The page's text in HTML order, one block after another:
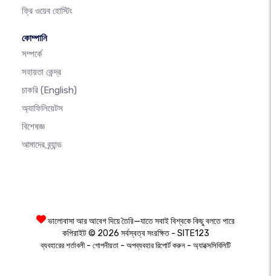
ফ্রি ওয়েব হোস্টিং
কোম্পানি
সম্পর্কে
সহায়তা কেন্দ্র
চাকরি (English)
অ্যাফিলিয়েটস
বিশেষজ্ঞ
আমাদের ব্র্যান্ড
ভালোবাসা আর আবেগ দিয়ে তৈরি—যাতে সবাই বিশ্বকে কিছু বলতে পারে
কপিরাইট © 2026 সর্বস্বত্ব সংরক্ষিত - SITE123
ব্যবহারের শর্তাবলী- গোপনীয়তা - অপব্যবহার রিপোর্ট করুন - অ্যাক্সেসিবিলিটি